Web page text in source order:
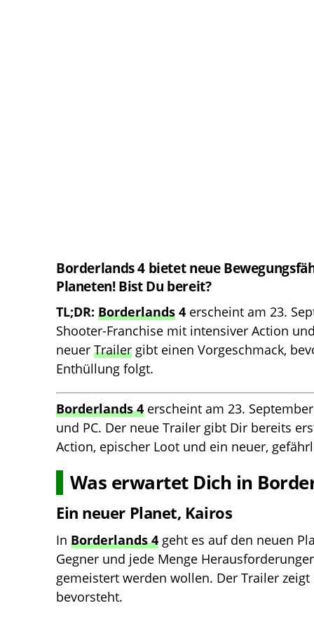
Borderlands 4 bietet neue
Planeten! Bist Du bereit?
TL;DR: Borderlands 4 erscheint am 23.
Shooter-Franchise mit intensiver Action
neuer Trailer gibt einen Vorgeschmack,
Enthüllung folgt.
Borderlands 4 erscheint am 23.
und PC. Der neue Trailer gibt Dir bereits
Action, epischer Loot und ein neuer,
Was erwartet Dich in
Ein neuer Planet, Kairos
In Borderlands 4 geht es auf den neuen
Gegner und jede Menge
gemeistert werden wollen. Der Trailer
bevorsteht.